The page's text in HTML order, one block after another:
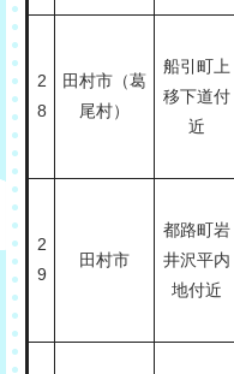
2
8
田村市（葛
尾村）
船引町上
移下道付
近
2
9
田村市
都路町岩
井沢平内
地付近